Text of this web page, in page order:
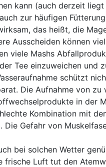
kann (auch derzeit
zur häufigen
das heißt, die
Ausscheiden können
viele Mashs
Tee einzuweichen und
schützt
Die Aufnahme von
in der
Kombination mit
Gefahr von
bei solchen Wetter
Luft tut den